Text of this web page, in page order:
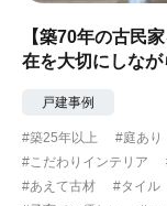
【築70年の古民
在を大切にしなが
戸建事例
#築25年以上 #庭あり
#こだわりインテリア
#あえて古材
#タイル